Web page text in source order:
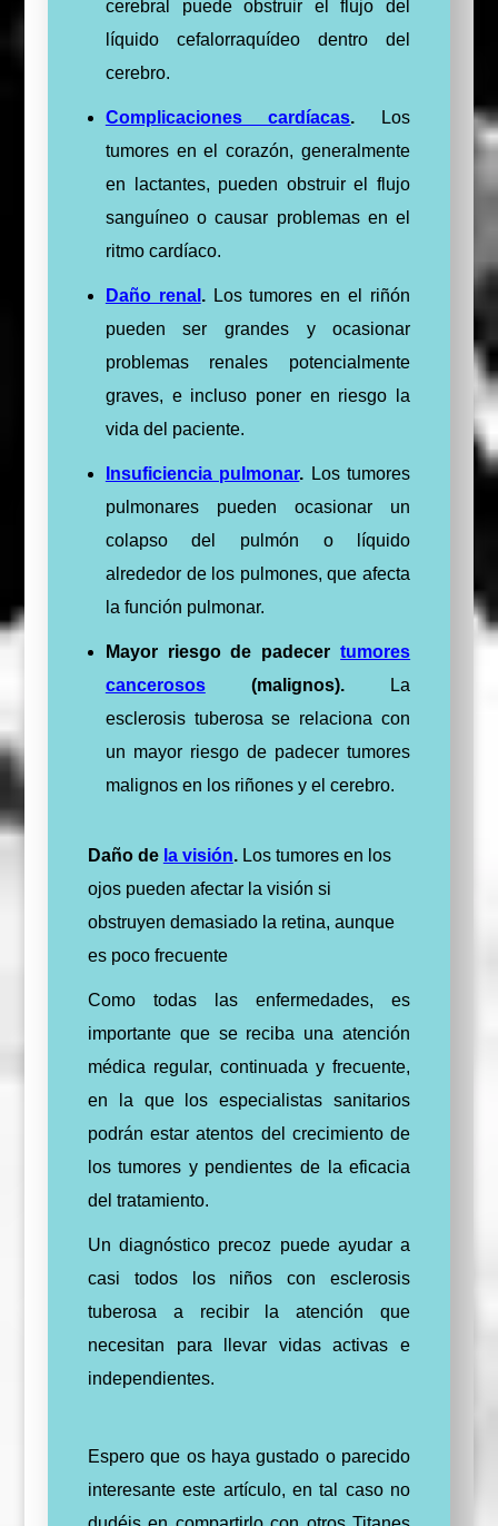
cerebral puede obstruir el flujo del
líquido cefalorraquídeo dentro del
cerebro.
Complicaciones cardíacas. Los
tumores en el corazón, generalmente
en lactantes, pueden obstruir el flujo
sanguíneo o causar problemas en el
ritmo cardíaco.
Daño renal .Los tumores en el riñón
pueden ser grandes y ocasionar
problemas renales potencialmente
graves, e incluso poner en riesgo la
vida del paciente.
Insuficiencia pulmonar. Los tumores
pulmonares pueden ocasionar un
colapso del pulmón o líquido
alrededor de los pulmones, que afecta
la función pulmonar.
Mayor riesgo de padecertumores
cancerosos(malignos).La
esclerosis tuberosa se relaciona con
un mayor riesgo de padecer tumores
malignos en los riñones y el cerebro.
Daño de la visión.Los tumores en los
ojos pueden afectar la visión si
obstruyen demasiado la retina, aunque
es poco frecuente
Como todas las enfermedades, es
importante que se reciba una atención
médica regular, continuada y frecuente,
en la que los especialistas sanitarios
podrán estar atentos del crecimiento de
los tumores y pendientes de la eficacia
del tratamiento.
Un diagnóstico precoz puede ayudar a
casi todos los niños con esclerosis
tuberosa a recibir la atención que
necesitan para llevar vidas activas e
independientes.
Espero que os haya gustado o parecido
interesante este artículo, en tal caso no